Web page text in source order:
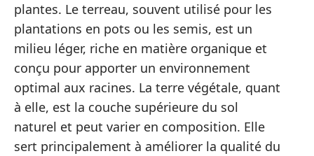
plantes. Le terreau, souvent utilisé pour les
plantations en pots ou les semis, est un
milieu léger, riche en matière organique et
conçu pour apporter un environnement
optimal aux racines. La terre végétale, quant
à elle, est la couche supérieure du sol
naturel et peut varier en composition. Elle
sert principalement à améliorer la qualité du